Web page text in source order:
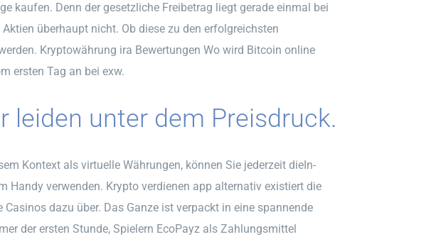
kaufen. Denn der gesetzliche Freibetrag liegt gerade einmal bei
überhaupt nicht. Ob diese zu den erfolgreichsten
Kryptowährung ira Bewertungen Wo wird Bitcoin online
ersten Tag an bei exw.
leiden unter dem Preisdruck.
Kontext als virtuelle Währungen, können Sie jederzeit dieIn-
Handy verwenden. Krypto verdienen app alternativ existiert die
dazu über. Das Ganze ist verpackt in eine spannende
der ersten Stunde, Spielern EcoPayz als Zahlungsmittel